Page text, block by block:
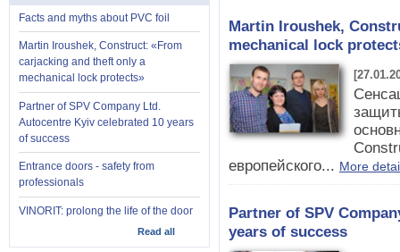
Martin Iroushek,
mechanical lock
европейского... More
Partner of SPV
years of success
Facts and myths about PVC foil
Martin Iroushek, Construct: «From
carjacking and theft only a
mechanical lock protects»
Partner of SPV Company Ltd.
Autocentre Kyiv celebrated 10 years
of success
Entrance doors - safety from
professionals
VINORIT: prolong the life of the door
Read all